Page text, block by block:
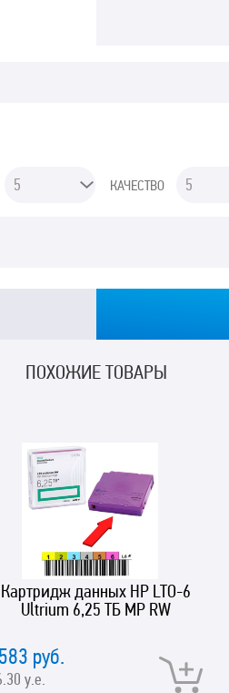
КАЧЕСТВО
ПОХОЖИЕ ТОВАРЫ
Картридж данных HP LTO-6
Ultrium 6,25 ТБ MP RW
руб.
у.е.